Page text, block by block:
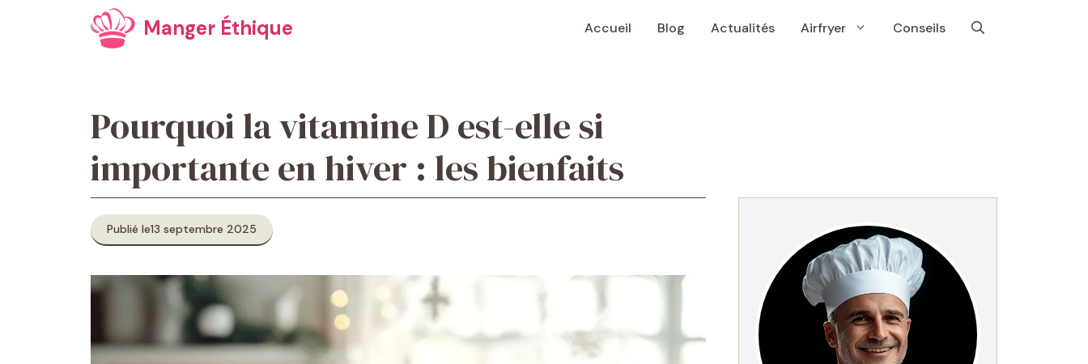
Manger Éthique Accueil Blog Actualités Airfryer Conseils
Pourquoi la vitamine D est-elle si
importante en hiver : les bienfaits
Publié le13 septembre 2025